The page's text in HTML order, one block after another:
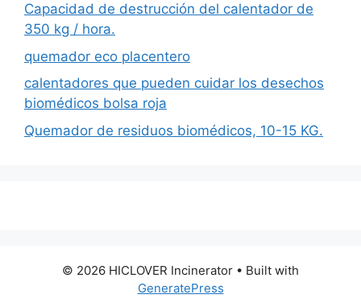
Capacidad de destrucción del calentador de
350 kg / hora.
quemador eco placentero
calentadores que pueden cuidar los desechos
biomédicos bolsa roja
Quemador de residuos biomédicos, 10-15 KG.
© 2026 HICLOVER Incinerator • Built with
GeneratePress